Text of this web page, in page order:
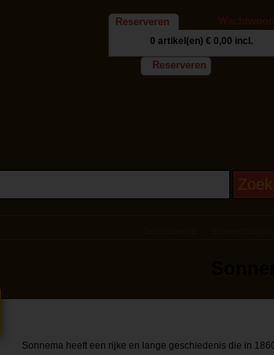
Reserveren
0 artikel(en) € 0,00 incl.
Reserveren
Sonnema heeft een rijke en lange geschiedenis die in